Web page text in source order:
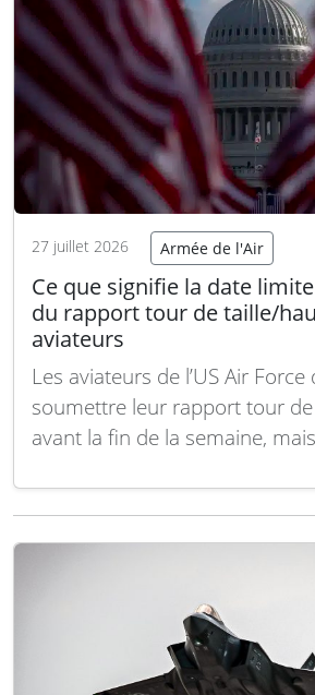
27 juillet 2026 Armée de l'Air
Ce que signifie la date
du rapport tour de taille/
aviateurs
Les aviateurs de l’US Air
soumettre leur rapport tour
avant la fin de la semaine,
officiel du test de condition